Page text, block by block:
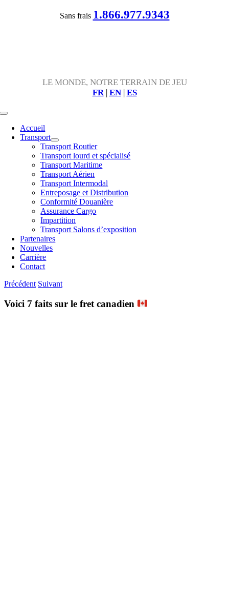
Sans frais 1.866.977.9343
LE MONDE, NOTRE TERRAIN DE JEU
FR| EN| ES
Toggle
NavigationAccueil
Transport
Transport Routier
Transport lourd et spécialisé
Transport Maritime
Transport Aérien
Transport Intermodal
Entreposage et Distribution
Conformité Douanière
Assurance Cargo
Impartition
Transport Salons d’exposition
Partenaires
Nouvelles
Carrière
Contact
Précédent Suivant
Voici 7 faits sur le fret canadien